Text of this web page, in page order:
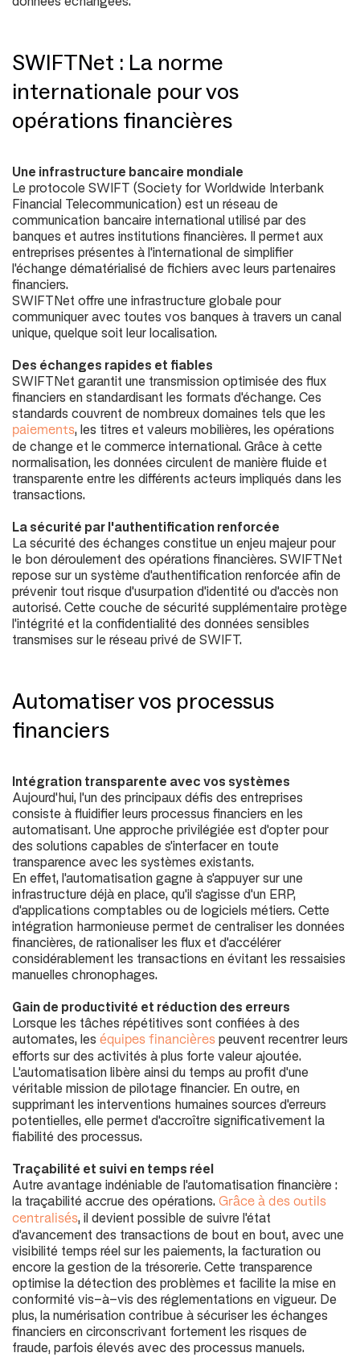
SWIFTNet : La norme
internationale pour vos
opérations financières
Une infrastructure bancaire mondiale
Le protocole SWIFT (Society for Worldwide Interbank
Financial Telecommunication) est un réseau de
communication bancaire international utilisé par des
banques et autres institutions financières. Il permet aux
entreprises présentes à l'international de simplifier
l'échange dématérialisé de fichiers avec leurs partenaires
financiers.
SWIFTNet offre une infrastructure globale pour
communiquer avec toutes vos banques à travers un canal
unique, quelque soit leur localisation.
Des échanges rapides et fiables
SWIFTNet garantit une transmission optimisée des flux
financiers en standardisant les formats d'échange. Ces
standards couvrent de nombreux domaines tels que les
paiements, les titres et valeurs mobilières, les opérations
de change et le commerce international. Grâce à cette
normalisation, les données circulent de manière fluide et
transparente entre les différents acteurs impliqués dans les
transactions.
La sécurité par l'authentification renforcée
La sécurité des échanges constitue un enjeu majeur pour
le bon déroulement des opérations financières. SWIFTNet
repose sur un système d'authentification renforcée afin de
prévenir tout risque d'usurpation d'identité ou d'accès non
autorisé. Cette couche de sécurité supplémentaire protège
l'intégrité et la confidentialité des données sensibles
transmises sur le réseau privé de SWIFT.
Automatiser vos processus
financiers
Intégration transparente avec vos systèmes
Aujourd'hui, l'un des principaux défis des entreprises
consiste à fluidifier leurs processus financiers en les
automatisant. Une approche privilégiée est d'opter pour
des solutions capables de s'interfacer en toute
transparence avec les systèmes existants.
En effet, l'automatisation gagne à s'appuyer sur une
infrastructure déjà en place, qu'il s'agisse d'un ERP,
d'applications comptables ou de logiciels métiers. Cette
intégration harmonieuse permet de centraliser les données
financières, de rationaliser les flux et d'accélérer
considérablement les transactions en évitant les ressaisies
manuelles chronophages.
Gain de productivité et réduction des erreurs
Lorsque les tâches répétitives sont confiées à des
automates, les équipes financières peuvent recentrer leurs
efforts sur des activités à plus forte valeur ajoutée.
L'automatisation libère ainsi du temps au profit d'une
véritable mission de pilotage financier. En outre, en
supprimant les interventions humaines sources d'erreurs
potentielles, elle permet d'accroître significativement la
fiabilité des processus.
Traçabilité et suivi en temps réel
Autre avantage indéniable de l'automatisation financière :
la traçabilité accrue des opérations. Grâce à des outils
centralisés, il devient possible de suivre l'état
d'avancement des transactions de bout en bout, avec une
visibilité temps réel sur les paiements, la facturation ou
encore la gestion de la trésorerie. Cette transparence
optimise la détection des problèmes et facilite la mise en
conformité vis-à-vis des réglementations en vigueur. De
plus, la numérisation contribue à sécuriser les échanges
financiers en circonscrivant fortement les risques de
fraude, parfois élevés avec des processus manuels.